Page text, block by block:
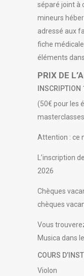
séparé joint à
mineurs
adressé aux
fiche
éléments
PRIX DE
INSCRIPTION
(50€ pour les
Attention : ce
L’inscription
2026
Chèques
chèques
Vous
Musica dans
COURS
Violon